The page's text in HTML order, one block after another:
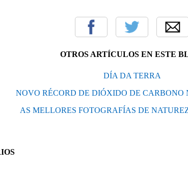
OTROS ARTÍCULOS EN ESTE
DÍA DA TERRA
NOVO RÉCORD DE DIÓXIDO DE CARBONO
AS MELLORES FOTOGRAFÍAS DE